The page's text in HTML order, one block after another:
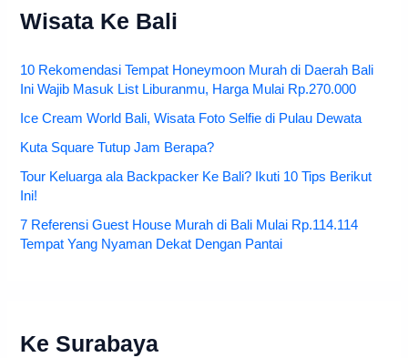
Wisata Ke Bali
10 Rekomendasi Tempat Honeymoon Murah di Daerah Bali
Ini Wajib Masuk List Liburanmu, Harga Mulai Rp.270.000
Ice Cream World Bali, Wisata Foto Selfie di Pulau Dewata
Kuta Square Tutup Jam Berapa?
Tour Keluarga ala Backpacker Ke Bali? Ikuti 10 Tips Berikut
Ini!
7 Referensi Guest House Murah di Bali Mulai Rp.114.114
Tempat Yang Nyaman Dekat Dengan Pantai
Ke Surabaya